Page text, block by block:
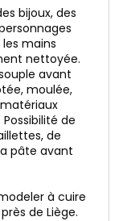
bijoux, des
mains
nettoyée.
avant
moulée,
de
de
pâte avant
à cuire
de Liège.